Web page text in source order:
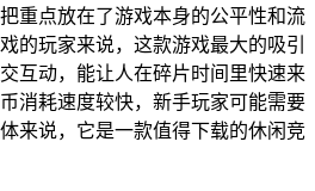
重点放在了游戏本身的公平性和流
的玩家来说，这款游戏最大的吸引
互动，能让人在碎片时间里快速来
消耗速度较快，新手玩家可能需要
来说，它是一款值得下载的休闲竞